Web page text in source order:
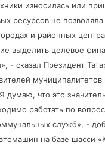
износилась или
ресурсов не
и районных
выделить целевое
- сказал Президент
муниципалитетов
думаю, что это
работать по
служб», -
на базе шасси